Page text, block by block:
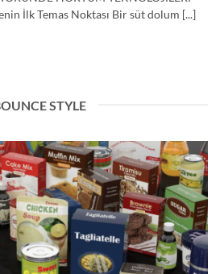
İlk Temas Noktası Bir süt dolum [...]
STYLE